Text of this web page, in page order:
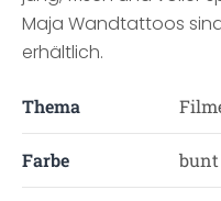
Maja Wandtattoos sind
erhältlich.
Thema
Farbe bunt